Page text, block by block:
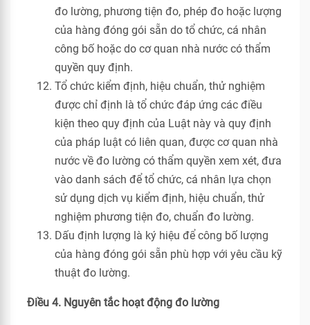
đo lường, phương tiện đo, phép đo hoặc lượng
của hàng đóng gói sẵn do tổ chức, cá nhân
công bố hoặc do cơ quan nhà nước có thẩm
quyền quy định.
Tổ chức kiểm định, hiệu chuẩn, thử nghiệm
được chỉ định là tổ chức đáp ứng các điều
kiện theo quy định của Luật này và quy định
của pháp luật có liên quan, được cơ quan nhà
nước về đo lường có thẩm quyền xem xét, đưa
vào danh sách để tổ chức, cá nhân lựa chọn
sử dụng dịch vụ kiểm định, hiệu chuẩn, thử
nghiệm phương tiện đo, chuẩn đo lường.
Dấu định lượng là ký hiệu để công bố lượng
của hàng đóng gói sẵn phù hợp với yêu cầu kỹ
thuật đo lường.
Điều 4. Nguyên tắc hoạt động đo lường